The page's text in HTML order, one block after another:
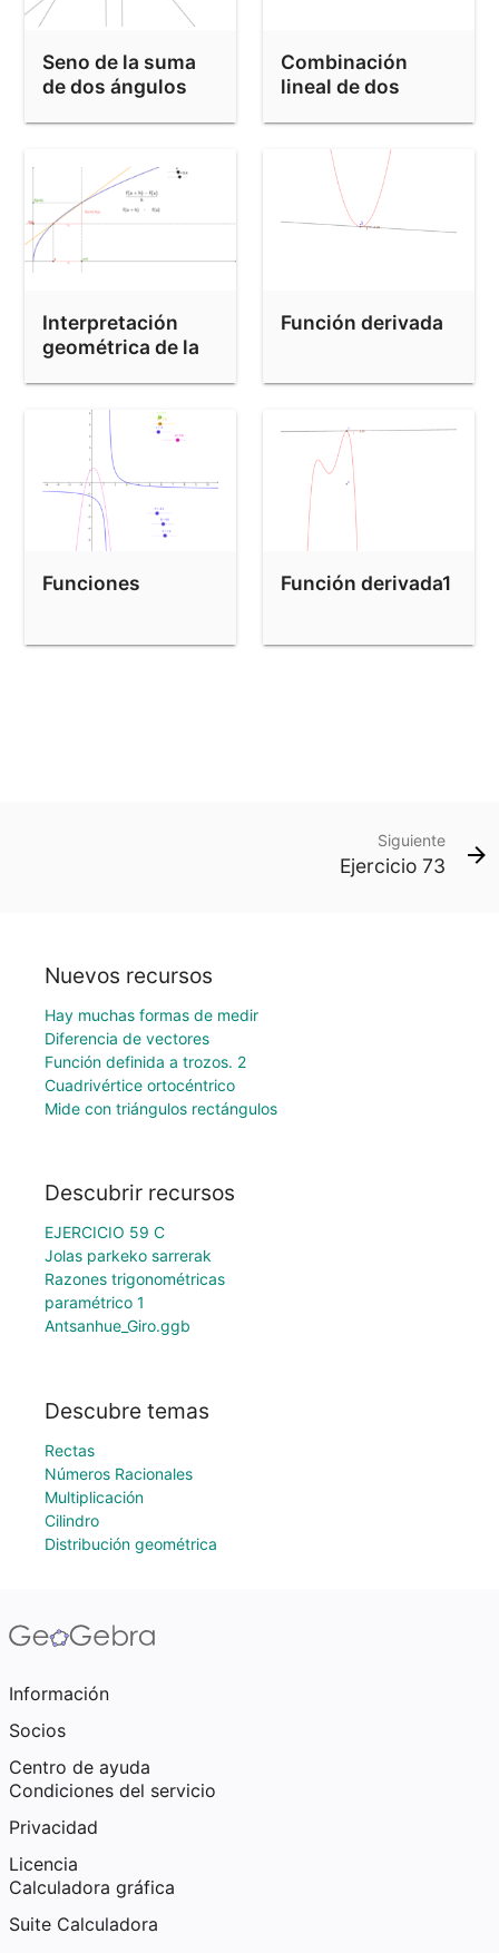
Seno de la suma
de dos ángulos
Combinación
lineal de dos
Interpretación
geométrica de la
Función derivada
Funciones Función derivada1
Siguiente
Ejercicio 73
Nuevos recursos
Hay muchas formas de medir
Diferencia de vectores
Función definida a trozos. 2
Cuadrivértice ortocéntrico
Mide con triángulos rectángulos
Descubrir recursos
EJERCICIO 59 C
Jolas parkeko sarrerak
Razones trigonométricas
paramétrico 1
Antsanhue_Giro.ggb
Descubre temas
Rectas
Números Racionales
Multiplicación
Cilindro
Distribución geométrica
Información
Socios
Centro de ayuda
Condiciones del servicio
Privacidad
Licencia
Calculadora gráfica
Suite Calculadora